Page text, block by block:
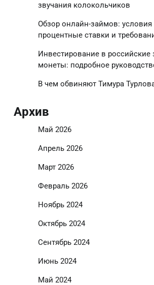
звучания колокольчиков
Обзор онлайн-займов:
процентные ставки и
Инвестирование в российские
монеты: подробное
В чем обвиняют Тимура
Архив
Май 2026
Апрель 2026
Март 2026
Февраль 2026
Ноябрь 2024
Октябрь 2024
Сентябрь 2024
Июнь 2024
Май 2024